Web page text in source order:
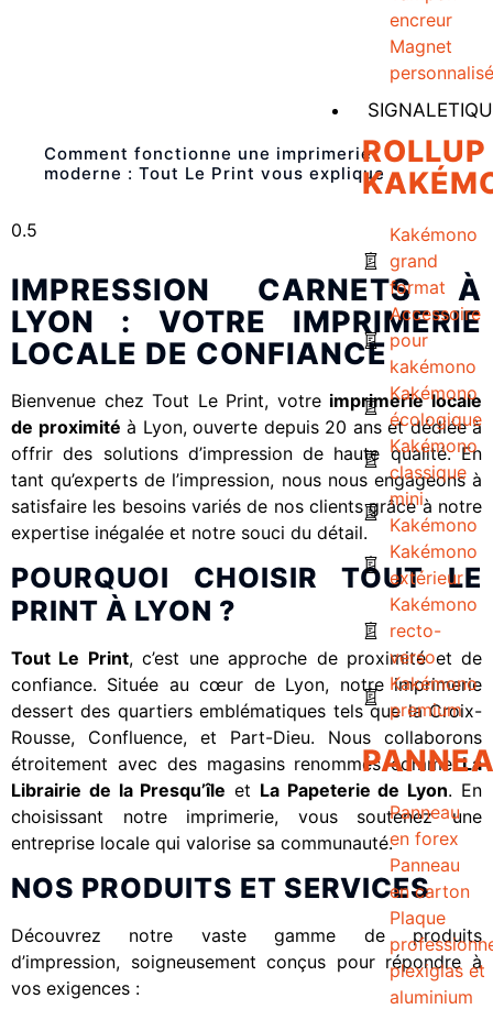
encreur
Magnet
personnalisé
ROLLUP
Kakémono
grand
format
Accessoire
pour
kakémono
Kakémono
écologique
Kakémono
classique
mini
Kakémono
Kakémono
extérieur
Kakémono
recto-
verso
Kakémono
premium
Panneau
en forex
Panneau
en carton
Plaque
plexiglas et
aluminium
Comment fonctionne une imprimerie
moderne : Tout Le Print vous explique
IMPRESSION CARNETS À
LYON : VOTRE IMPRIMERIE
LOCALE DE CONFIANCE
Bienvenue chez Tout Le Print, votre imprimerie locale
de proximité à Lyon, ouverte depuis 20 ans et dédiée à
offrir des solutions d’impression de haute qualité. En
tant qu’experts de l’impression, nous nous engageons à
satisfaire les besoins variés de nos clients grâce à notre
expertise inégalée et notre souci du détail.
POURQUOI CHOISIR TOUT LE
PRINT À LYON ?
Tout Le Print, c’est une approche de proximité et de
confiance. Située au cœur de Lyon, notre imprimerie
dessert des quartiers emblématiques tels que la Croix-
Rousse, Confluence, et Part-Dieu. Nous collaborons
étroitement avec des magasins renommés commeLa
Librairie de la Presqu’île et La Papeterie de Lyon. En
choisissant notre imprimerie, vous soutenez une
entreprise locale qui valorise sa communauté.
NOS PRODUITS ET SERVICES
Découvrez notre vaste gamme de produits
d’impression, soigneusement conçus pour répondre à
vos exigences :